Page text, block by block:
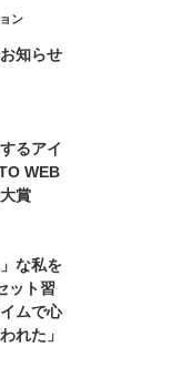
ン
知らせ
るアイ
WEB
賞
な私を
ット習
ムで心
れた」